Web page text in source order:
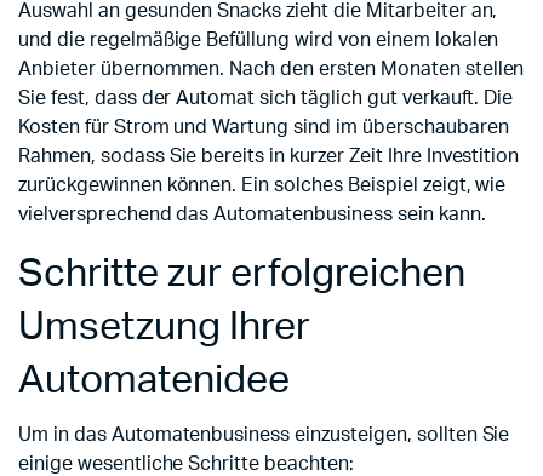
Auswahl an gesunden Snacks zieht die Mitarbeiter an,
und die regelmäßige Befüllung wird von einem lokalen
Anbieter übernommen. Nach den ersten Monaten stellen
Sie fest, dass der Automat sich täglich gut verkauft. Die
Kosten für Strom und Wartung sind im überschaubaren
Rahmen, sodass Sie bereits in kurzer Zeit Ihre Investition
zurückgewinnen können. Ein solches Beispiel zeigt, wie
vielversprechend das Automatenbusiness sein kann.
Schritte zur erfolgreichen
Umsetzung Ihrer
Automatenidee
Um in das Automatenbusiness einzusteigen, sollten Sie
einige wesentliche Schritte beachten: